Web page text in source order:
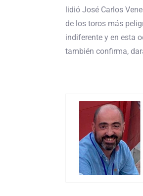
lidió José Carlos
de los toros más
indiferente y en esta
también confirma,